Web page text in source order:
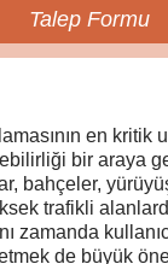
Talep Formu
en kritik
bir araya
bahçeler,
trafikli
zamanda
de büyük